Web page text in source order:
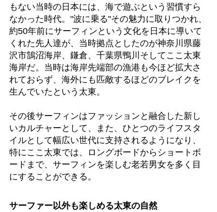
もない当時の日本には、海で遊ぶという習慣すら
なかった時代。"波に乗る"その魅力に取りつかれ、
約50年前にサーフィンという文化を日本に導いて
くれた先人達が、当時拠点としたのが神奈川県藤
沢市鵠沼海岸、鎌倉、千葉県鴨川そしてここ太東
海岸だ。当時は海岸先端部の漁港も今ほど拡大さ
れておらず、海外にも匹敵するほどのブレイクを
生んでいたという太東。
その後サーフィンはファッションと融合した新し
いカルチャーとして、また、ひとつのライフスタ
イルとして幅広い世代に支持されるようになり、
特にここ太東では、ロングボードからショートボ
ードまで、サーフィンを楽しむ老若男女を多く目
にすることができる。
サーファー以外も楽しめる太東の自然